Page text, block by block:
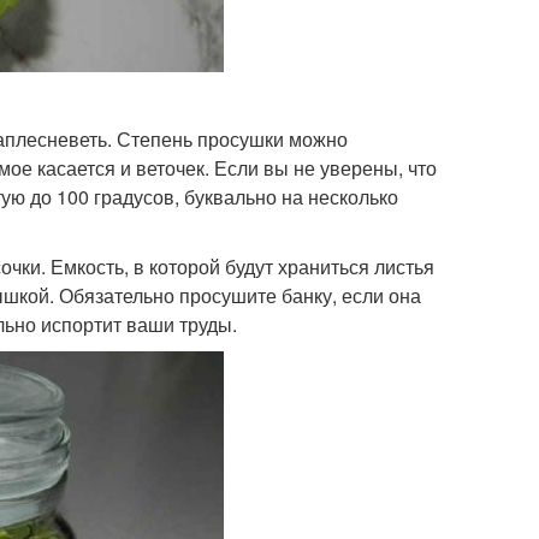
Степень просушки можно
касается и веточек. Если вы не уверены, что
до 100 градусов, буквально на несколько
Емкость, в которой будут храниться листья
Обязательно просушите банку, если она
испортит ваши труды.